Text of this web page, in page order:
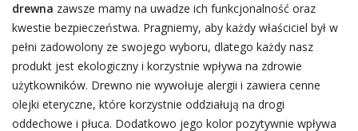
drewna zawsze mamy na uwadze ich funkcjonalność oraz
kwestie bezpieczeństwa. Pragniemy, aby każdy właściciel był w
pełni zadowolony ze swojego wyboru, dlatego każdy nasz
produkt jest ekologiczny i korzystnie wpływa na zdrowie
użytkowników. Drewno nie wywołuje alergii i zawiera cenne
olejki eteryczne, które korzystnie oddziałują na drogi
oddechowe i płuca. Dodatkowo jego kolor pozytywnie wpływa